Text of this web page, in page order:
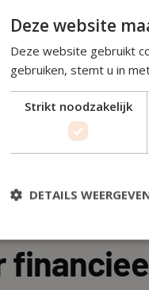
vraagstukken
in
je een persoonlijke
van de regels en
voor afspraken
in
wij hebben
Deze website
Deze website gebruikt
gebruiken, stemt u in
Strikt noodzakelijk
DETAILS